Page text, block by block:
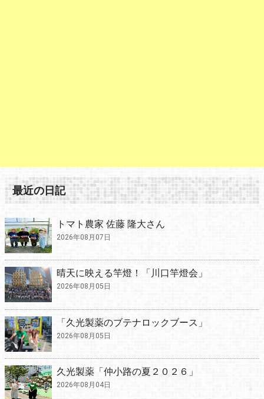
最近の日記
トマト農家 佐藤 隆大さん
2026年08月07日
晴天に映える竿燈！「川口竿燈会」
2026年08月05日
「久光製薬のブテナロックブース」
2026年08月05日
久光製薬「仲小路の夏２０２６」
2026年08月04日